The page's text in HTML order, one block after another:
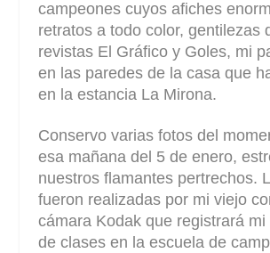
campeones cuyos afiches
retratos a todo color, gentilezas
revistas El Gráfico y Goles, mi
en las paredes de la casa que
en la estancia La Mirona.
Conservo varias fotos del
esa mañana del 5 de enero,
nuestros flamantes pertrechos.
fueron realizadas por mi viejo
cámara Kodak que registrará
de clases en la escuela de